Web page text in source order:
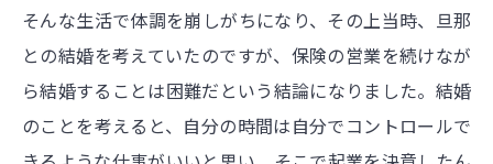
そんな生活で体調を崩しがちになり、その上当時、旦那
との結婚を考えていたのですが、保険の営業を続けなが
ら結婚することは困難だという結論になりました。結婚
のことを考えると、自分の時間は自分でコントロールで